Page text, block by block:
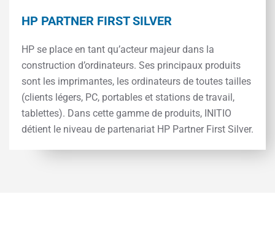
HP PARTNER FIRST SILVER
HP se place en tant qu’acteur majeur dans la
construction d’ordinateurs. Ses principaux produits
sont les imprimantes, les ordinateurs de toutes tailles
(clients légers, PC, portables et stations de travail,
tablettes). Dans cette gamme de produits, INITIO
détient le niveau de partenariat HP Partner First Silver.